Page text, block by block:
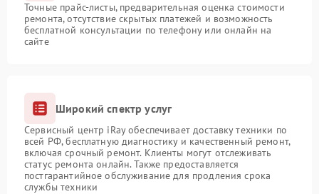
Точные прайс-листы, предварительная оценка стоимости
ремонта, отсутствие скрытых платежей и возможность
бесплатной консультации по телефону или онлайн на
сайте
Широкий спектр услуг
Сервисный центр iRay обеспечивает доставку техники по
всей РФ, бесплатную диагностику и качественный ремонт,
включая срочный ремонт. Клиенты могут отслеживать
статус ремонта онлайн. Также предоставляется
постгарантийное обслуживание для продления срока
службы техники